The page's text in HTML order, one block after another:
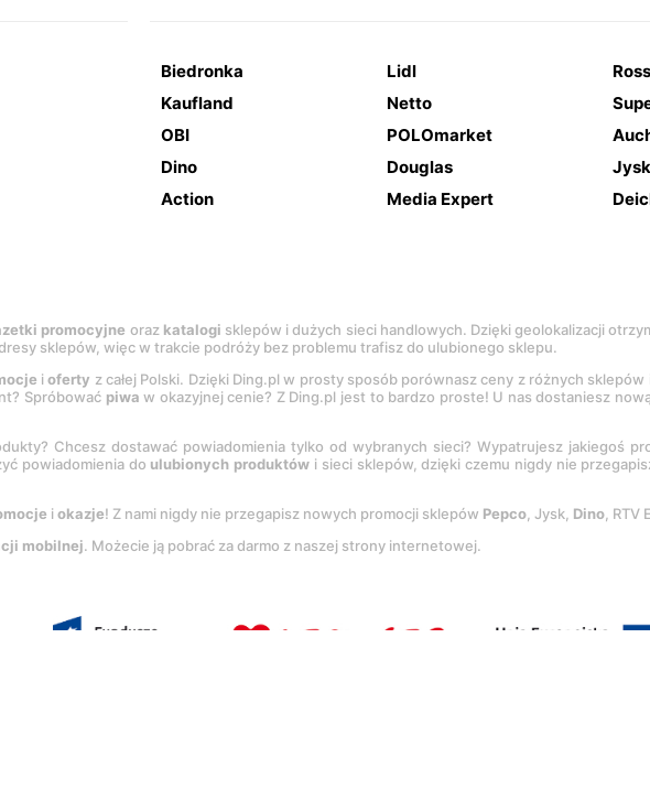
Biedronka Lidl
Kaufland
Netto
OBI
POLOmarket
Dino
Douglas Jysk
Action
Media Expert
promocyjne oraz katalogi sklepów i dużych sieci handlowych. Dzięki geolokalizacji
sklepów, więc w trakcie podróży bez problemu trafisz do ulubionego sklepu.
ioferty z całej Polski. Dzięki Ding.pl w prosty sposób porównasz ceny z różnych
Spróbować piwa w okazyjnej cenie? Z Ding.pl jest to bardzo proste! U nas dostaniesz
Chcesz dostawać powiadomienia tylko od wybranych sieci? Wypatrujesz jakiegoś
powiadomienia do ulubionych produktów i sieci sklepów, dzięki czemu nigdy nie
i okazje! Z nami nigdy nie przegapisz nowych promocji sklepów Pepco, Jysk, Dino, RTV
mobilnej. Możecie ją pobrać za darmo z naszej strony internetowej.